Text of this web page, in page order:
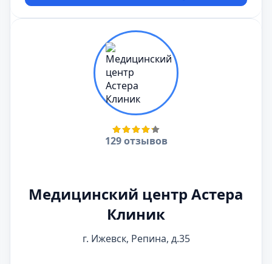
129 отзывов
Медицинский центр Астера
Клиник
г. Ижевск, Репина, д.35